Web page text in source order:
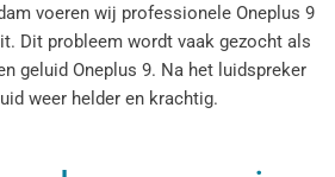
voeren wij professionele Oneplus 9
Dit probleem wordt vaak gezocht als
geluid Oneplus 9. Na het luidspreker
weer helder en krachtig.